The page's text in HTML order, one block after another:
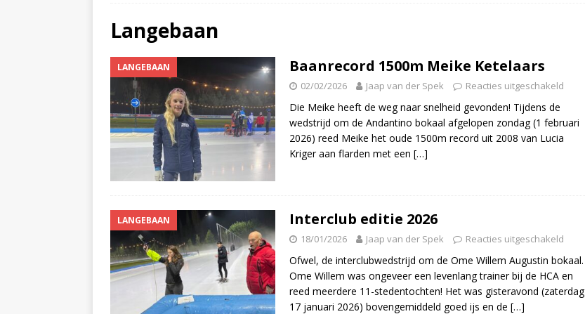
Langebaan
LANGEBAAN Baanrecord 1500m Meike Ketelaars
02/02/2026 Jaap van der Spek Reacties uitgeschakeld
Die Meike heeft de weg naar snelheid gevonden! Tijdens de
wedstrijd om de Andantino bokaal afgelopen zondag (1 februari
2026) reed Meike het oude 1500m record uit 2008 van Lucia
Kriger aan flarden met een […]
LANGEBAAN Interclub editie 2026
18/01/2026 Jaap van der Spek Reacties uitgeschakeld
Ofwel, de interclubwedstrijd om de Ome Willem Augustin bokaal.
Ome Willem was ongeveer een levenlang trainer bij de HCA en
reed meerdere 11-stedentochten! Het was gisteravond (zaterdag
17 januari 2026) bovengemiddeld goed ijs en de […]